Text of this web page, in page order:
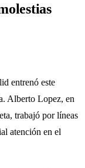
entrenó este
Alberto Lopez, en
trabajó por líneas
atención en el